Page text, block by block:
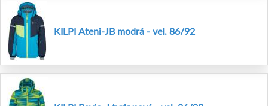
KILPI Ateni-JB modrá - vel. 86/92